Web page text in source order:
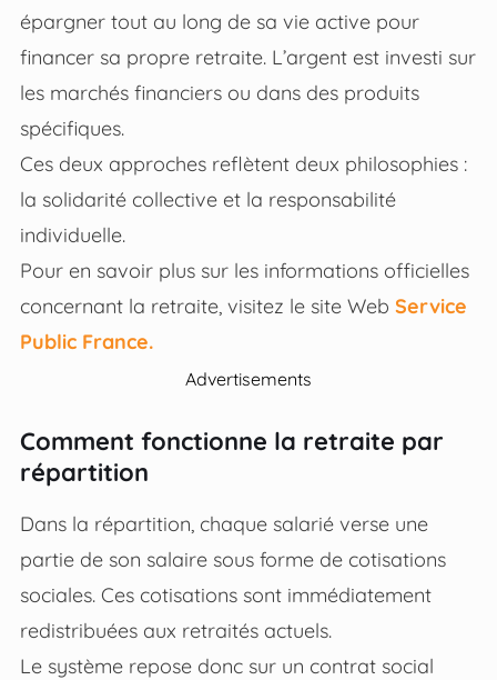
épargner tout au long de sa vie active pour
financer sa propre retraite. L’argent est investi sur
les marchés financiers ou dans des produits
spécifiques.
Ces deux approches reflètent deux philosophies :
la solidarité collective et la responsabilité
individuelle.
Pour en savoir plus sur les informations officielles
concernant la retraite, visitez le site Web Service
Public France.
Advertisements
Comment fonctionne la retraite par
répartition
Dans la répartition, chaque salarié verse une
partie de son salaire sous forme de cotisations
sociales. Ces cotisations sont immédiatement
redistribuées aux retraités actuels.
Le système repose donc sur un contrat social